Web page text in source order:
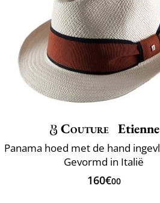
Couture Etienne
Gevormd in Italië
160€00